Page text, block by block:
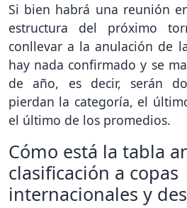
Si bien habrá una reunión
estructura del próximo
conllevar a la anulación de
hay nada confirmado y se
de año, es decir, serán
pierdan la categoría, el
el último de los promedios.
Cómo está la tabla
clasificación a copas
internacionales y